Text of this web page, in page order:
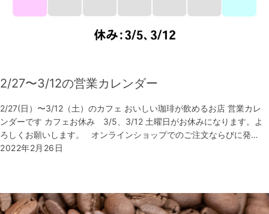
2/27〜3/12の営業カレンダー
2/27(日）〜3/12（土）のカフェ おいしい珈琲が飲めるお店 営業カレ
ンダーです カフェお休み 3/5、3/12 土曜日がお休みになります。よ
ろしくお願いします。 オンラインショップでのご注文ならびに発…
2022年2月26日